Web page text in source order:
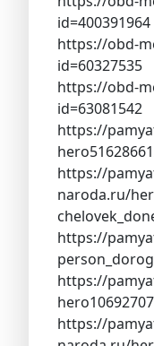
id=400391964
https://obd-
id=60327535
https://obd-
id=63081542
https://
https://
naroda.ru/
https://
https://
https://